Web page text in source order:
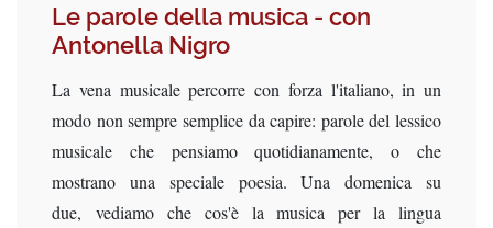
Le parole della musica - con
Antonella Nigro
La vena musicale percorre con forza l'italiano, in un
modo non sempre semplice da capire: parole del lessico
musicale che pensiamo quotidianamente, o che
mostrano una speciale poesia. Una domenica su
due, vediamo che cos'è la musica per la lingua